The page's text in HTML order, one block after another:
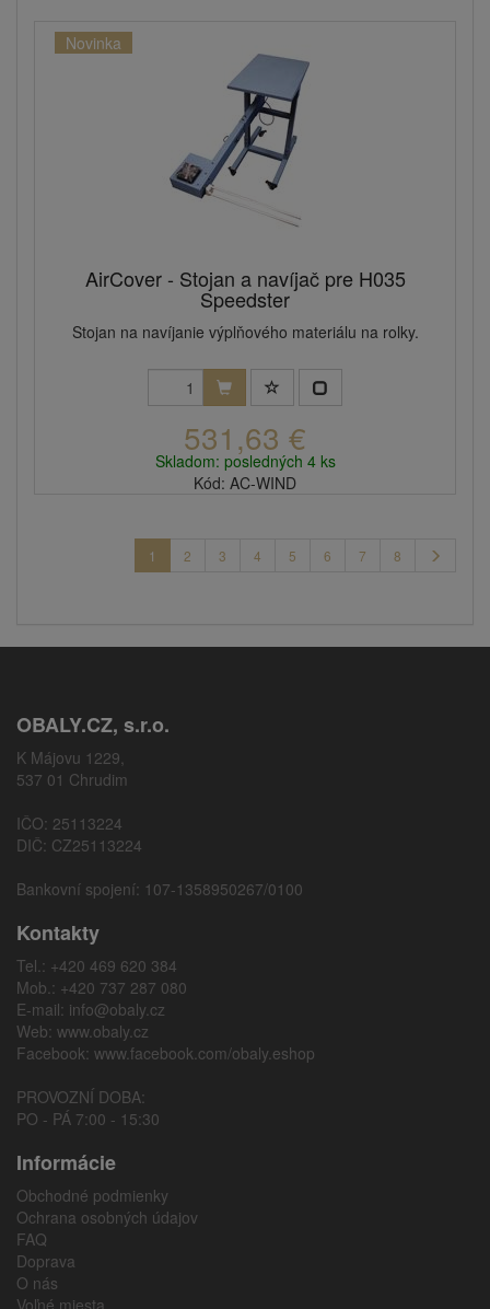
Novinka
AirCover - Stojan a navíjač pre H035
Speedster
Stojan na navíjanie výplňového materiálu na rolky.
531,63 €
Skladom: posledných 4 ks
Kód: AC-WIND
1 2 3 4 5 6 7 8
OBALY.CZ, s.r.o.
K Májovu 1229,
537 01 Chrudim
IČO: 25113224
DIČ: CZ25113224
Bankovní spojení: 107-1358950267/0100
Kontakty
Tel.: +420 469 620 384
Mob.: +420 737 287 080
E-mail: info@obaly.cz
Web: www.obaly.cz
Facebook: www.facebook.com/obaly.eshop
PROVOZNÍ DOBA:
PO - PÁ 7:00 - 15:30
Informácie
Obchodné podmienky
Ochrana osobných údajov
FAQ
Doprava
O nás